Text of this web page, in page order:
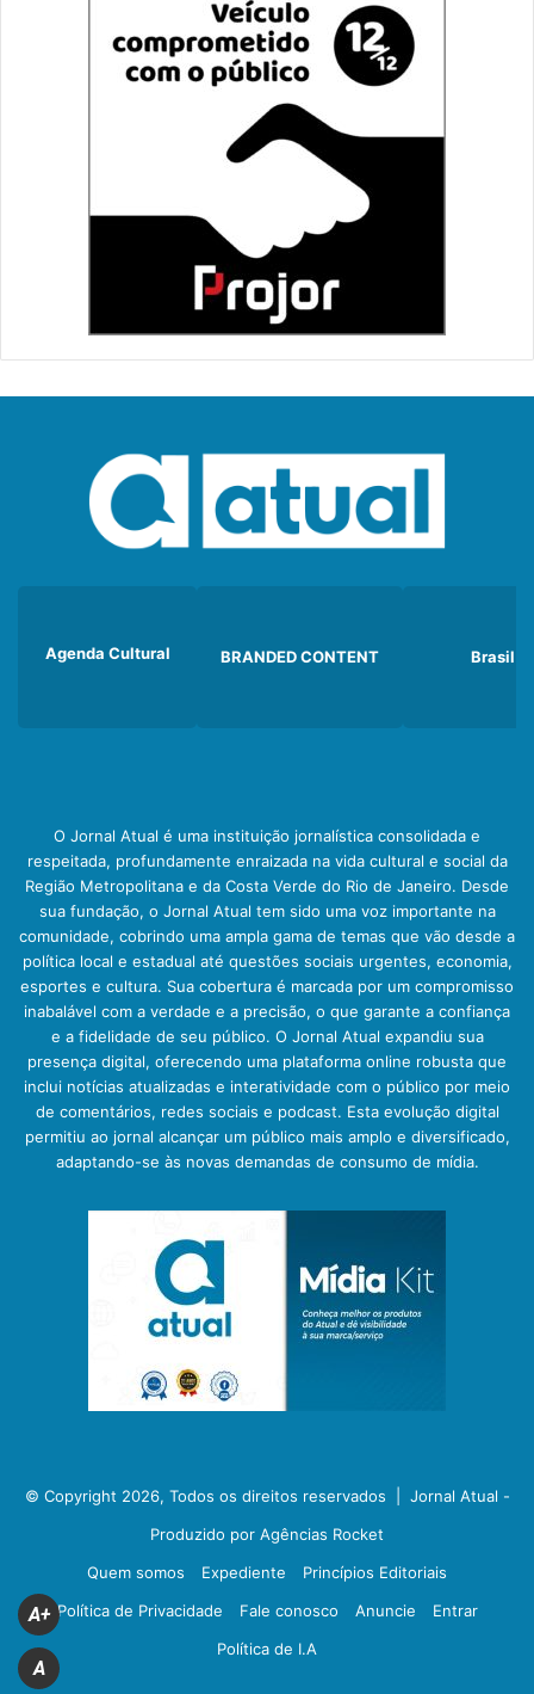
Agenda Cultural BRANDED CONTENT Brasil
O Jornal Atual é uma instituição jornalística consolidada e
respeitada, profundamente enraizada na vida cultural e social da
Região Metropolitana e da Costa Verde do Rio de Janeiro. Desde
sua fundação, o Jornal Atual tem sido uma voz importante na
comunidade, cobrindo uma ampla gama de temas que vão desde a
política local e estadual até questões sociais urgentes, economia,
esportes e cultura. Sua cobertura é marcada por um compromisso
inabalável com a verdade e a precisão, o que garante a confiança
e a fidelidade de seu público. O Jornal Atual expandiu sua
presença digital, oferecendo uma plataforma online robusta que
inclui notícias atualizadas e interatividade com o público por meio
de comentários, redes sociais e podcast. Esta evolução digital
permitiu ao jornal alcançar um público mais amplo e diversificado,
adaptando-se às novas demandas de consumo de mídia.
© Copyright 2026, Todos os direitos reservados | Jornal Atual -
Produzido por Agências Rocket
Quem somos
Expediente
Princípios Editoriais
Política de Privacidade
Fale conosco Anuncie
Entrar
Política de I.A
A+
A